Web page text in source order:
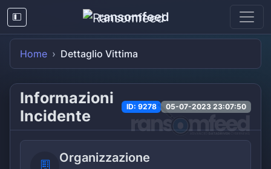
ransomfeed
Home Dettaglio Vittima
Informazioni
Incidente
ID: 9278 05-07-2023 23:07:50
Organizzazione